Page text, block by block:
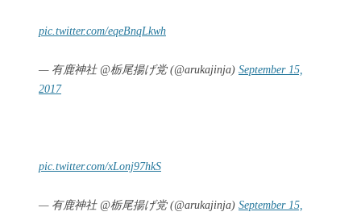
pic.twitter.com/eqeBnqLkwh
— 有鹿神社 @栃尾揚げ党 (@arukajinja) September 15,
2017
pic.twitter.com/xLonj97hkS
— 有鹿神社 @栃尾揚げ党 (@arukajinja) September 15,